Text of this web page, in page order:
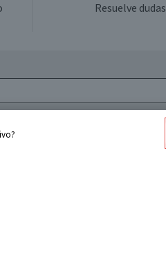
Resuelve dudas
de datos